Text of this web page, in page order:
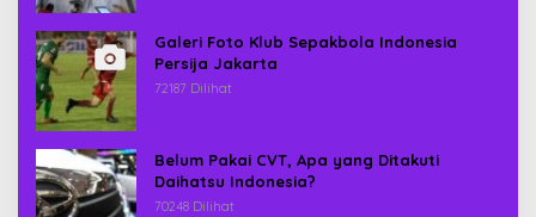
Galeri Foto Klub Sepakbola Indonesia
Persija Jakarta
72187 Dilihat
Belum Pakai CVT, Apa yang Ditakuti
Daihatsu Indonesia?
70248 Dilihat